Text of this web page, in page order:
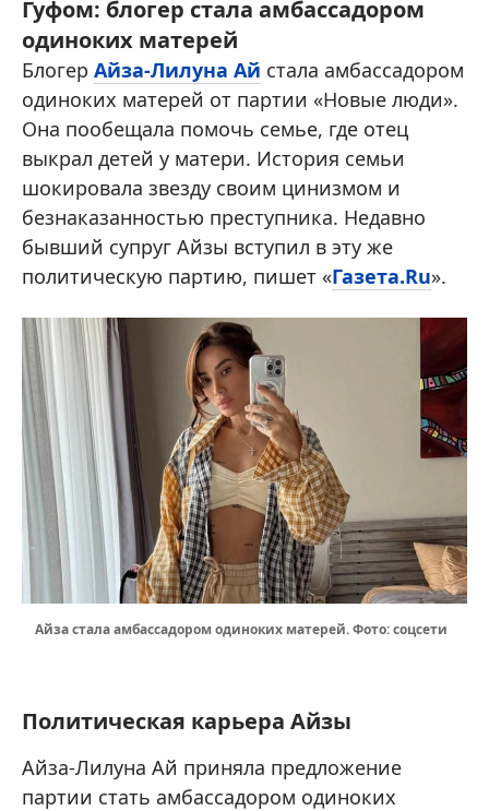
Гуфом: блогер стала амбассадором
одиноких матерей
Блогер Айза-Лилуна Ай стала амбассадором
одиноких матерей от партии «Новые люди».
Она пообещала помочь семье, где отец
выкрал детей у матери. История семьи
шокировала звезду своим цинизмом и
безнаказанностью преступника. Недавно
бывший супруг Айзы вступил в эту же
политическую партию, пишет «Газета.Ru».
Айза стала амбассадором одиноких матерей. Фото: соцсети
Политическая карьера Айзы
Айза-Лилуна Ай приняла предложение
партии стать амбассадором одиноких